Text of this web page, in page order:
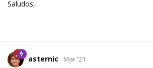
Saludos,
asternic Mar '21